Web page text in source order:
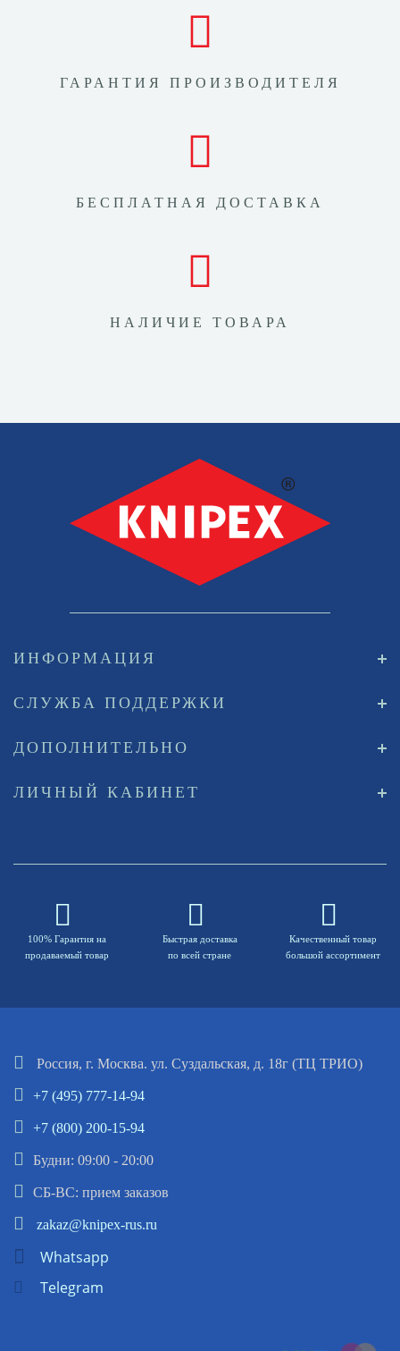
ГАРАНТИЯ ПРОИЗВОДИТЕЛЯ
БЕСПЛАТНАЯ ДОСТАВКА
НАЛИЧИЕ ТОВАРА
ИНФОРМАЦИЯ
СЛУЖБА ПОДДЕРЖКИ
ДОПОЛНИТЕЛЬНО
ЛИЧНЫЙ КАБИНЕТ
100% Гарантия на
продаваемый товар
Быстрая доставка
по всей стране
Качественный товар
большой ассортимент
Россия, г. Москва. ул. Суздальская, д. 18г (ТЦ ТРИО)
+7 (495) 777-14-94
+7 (800) 200-15-94
Будни: 09:00 - 20:00
СБ-ВС: прием заказов
zakaz@knipex-rus.ru
Whatsapp
Telegram